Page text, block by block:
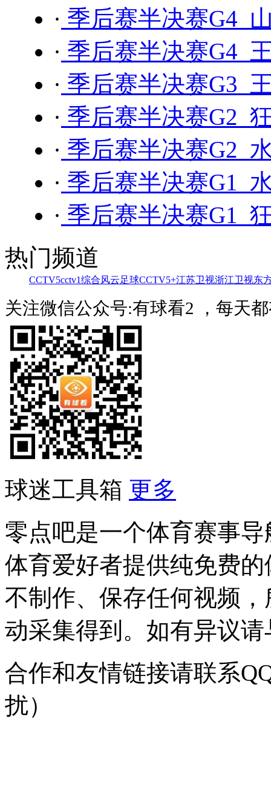
· 季后赛半决赛G4
· 季后赛半决赛G4
· 季后赛半决赛G3
· 季后赛半决赛G2
· 季后赛半决赛G2
· 季后赛半决赛G1
· 季后赛半决赛G1
热门频道
CCTV5cctv1综合风云足球CCTV5+江苏卫视浙江卫视东
关注微信公众号:有球看2 ，每天
球迷工具箱 更多
零点吧是一个体育赛事
体育爱好者提供纯免费
不制作、保存任何视频
动采集得到。如有异议
合作和友情链接请联系
扰）